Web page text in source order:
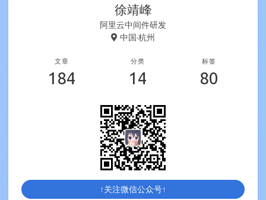
徐靖峰
阿里云中间件研发
中国·杭州
文章
184
分类
14
标签
80
↑关注微信公众号↑